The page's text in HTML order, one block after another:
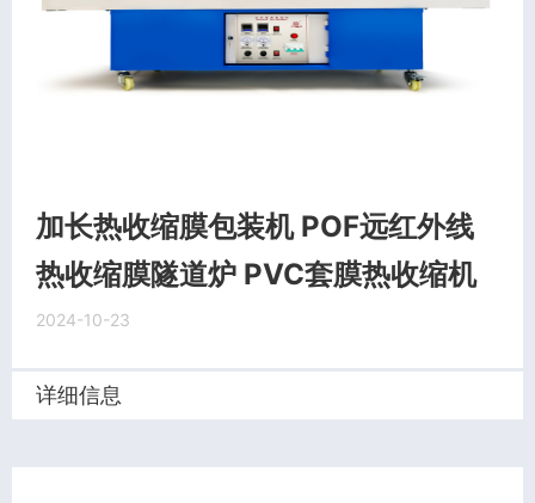
加长热收缩膜包装机 POF远红外线
热收缩膜隧道炉 PVC套膜热收缩机
2024-10-23
详细信息